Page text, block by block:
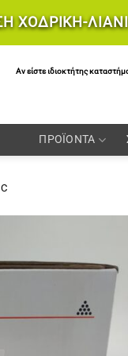
ΧΟΔΡΙΚΗ-
Αν είστε ιδιοκτήτης
ΠΡΟΪΟΝΤΑ